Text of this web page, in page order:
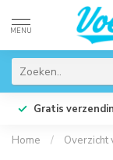
MENU
Gratis
Home / Overzicht